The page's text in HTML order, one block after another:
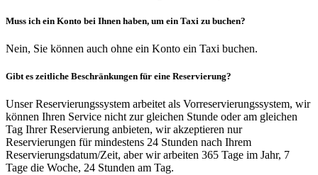
Muss ich ein Konto bei Ihnen haben, um ein Taxi zu buchen?
Nein, Sie können auch ohne ein Konto ein Taxi buchen.
Gibt es zeitliche Beschränkungen für eine Reservierung?
Unser Reservierungssystem arbeitet als Vorreservierungssystem, wir
können Ihren Service nicht zur gleichen Stunde oder am gleichen
Tag Ihrer Reservierung anbieten, wir akzeptieren nur
Reservierungen für mindestens 24 Stunden nach Ihrem
Reservierungsdatum/Zeit, aber wir arbeiten 365 Tage im Jahr, 7
Tage die Woche, 24 Stunden am Tag.